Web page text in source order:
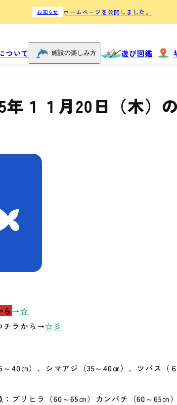
触れ合う
ドルフィンアー
クラブ
お知らせ ホームページを公開しました。
ついて 施設の楽しみ方 遊び図鑑
年１１月20日（木）
→☆
チラから→☆彡
～40㎝）、シマアジ（35～40㎝）、ツバス（
：ブリヒラ（60～65㎝）カンパチ（60～65㎝